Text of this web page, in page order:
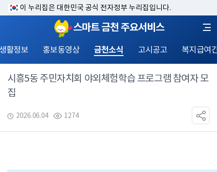
이 누리집은 대한민국 공식 전자정부 누리집입니다.
스마트 금천 주요서비스
활정보 홍보동영상 금천소식 고시공고 복지급여
시흥5동 주민자치회 야외체험학습 프로그램 참여자 모
집
2026.06.04 1274